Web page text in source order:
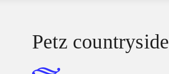
Petz countryside